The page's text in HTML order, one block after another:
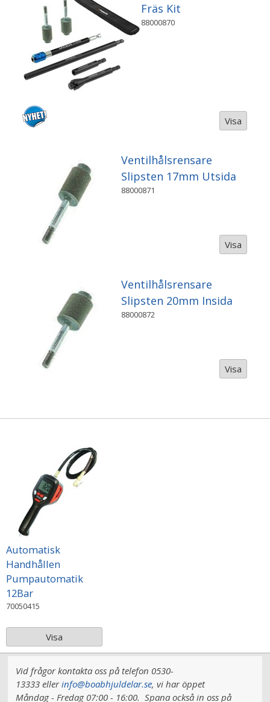
Fräs Kit
88000870
Visa
Ventilhålsrensare
Slipsten 17mm Utsida
88000871
Visa
Ventilhålsrensare
Slipsten 20mm Insida
88000872
Visa
Automatisk
Handhållen
Pumpautomatik
12Bar
70050415
Visa
Vid frågor kontakta oss på telefon 0530-
13333 ellerinfo@boabhjuldelar.se, vi haröppet
Måndag - Fredag 07:00 - 16:00. Spana också in oss på